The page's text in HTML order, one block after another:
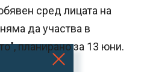
сред лицата на
да участва в
планирано за 13 юни.